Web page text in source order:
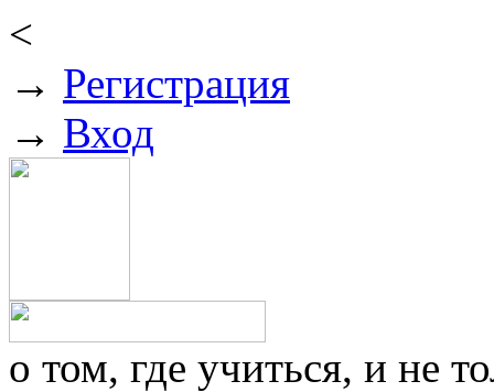
<
→ Регистрация
→ Вход
о том, где учиться, и не